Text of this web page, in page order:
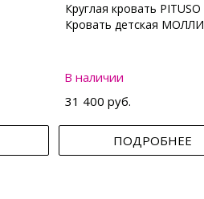
Круглая кровать PITUSO
Кровать детская МОЛЛИ
В наличии
31 400 руб.
ПОДРОБНЕЕ